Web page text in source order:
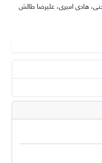
هادی امیری، علیرضا طالش